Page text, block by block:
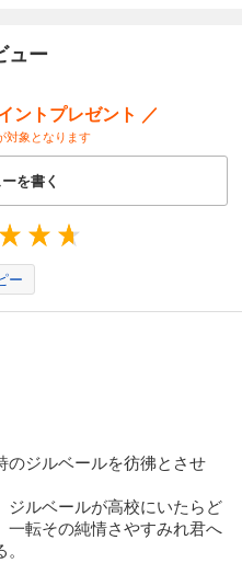
ュー
ントプレゼント ／
対象となります
を書く
ー
のジルベールを彷彿とさせ
ジルベールが高校にいたらど
一転その純情さやすみれ君へ